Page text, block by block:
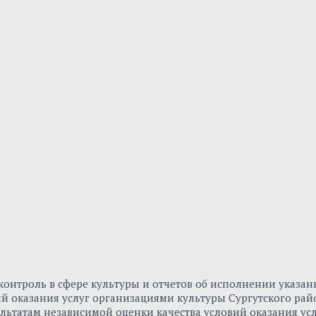
в сфере культуры и отчетов об исполнении
оказания услуг организациями культуры Сургутского
независимой оценки качества условий оказания